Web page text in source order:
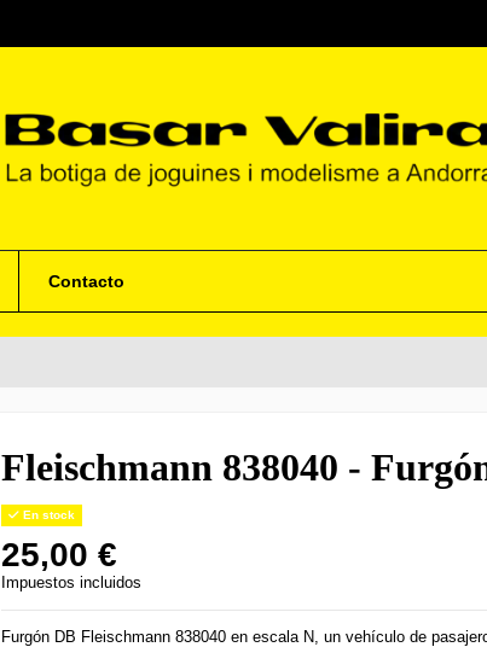
Contacto
Fleischmann 838040 -
En stock
25,00 €
Impuestos incluidos
Furgón DB Fleischmann 838040 en escala N, un vehículo de